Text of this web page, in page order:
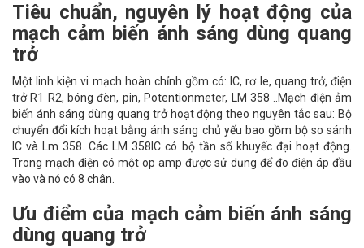
Tiêu chuẩn, nguyên lý hoạt động của
mạch cảm biến ánh sáng dùng quang
trở
Một linh kiện vi mạch hoàn chỉnh gồm có: IC, rơ le, quang trở, điện
trở R1 R2, bóng đèn, pin, Potentionmeter, LM 358 ..Mạch điện ảm
biến ánh sáng dùng quang trở hoạt động theo nguyên tắc sau: Bộ
chuyển đổi kích hoạt bằng ánh sáng chủ yếu bao gồm bộ so sánh
IC và Lm 358. Các LM 358IC có bộ tần số khuyếc đại hoạt động.
Trong mạch điện có một op amp được sử dụng để đo điện áp đầu
vào và nó có 8 chân.
Ưu điểm của mạch cảm biến ánh sáng
dùng quang trở